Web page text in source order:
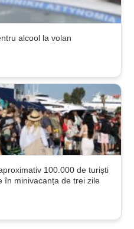
alcool la volan
100.000 de turiști
în minivacanța de trei zile